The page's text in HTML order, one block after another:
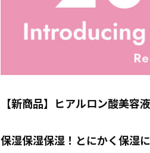
【新商品】ヒアルロン酸美容
保湿保湿保湿！とにかく保湿